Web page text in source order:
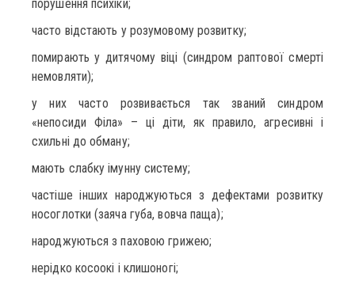
порушення психіки;
часто відстають у розумовому розвитку;
помирають у дитячому віці (синдром раптової смерті
немовляти);
у них часто розвивається так званий синдром
«непосиди Філа» – ці діти, як правило, агресивні і
схильні до обману;
мають слабку імунну систему;
частіше інших народжуються з дефектами розвитку
носоглотки (заяча губа, вовча паща);
народжуються з паховою грижею;
нерідко косоокі і клишоногі;